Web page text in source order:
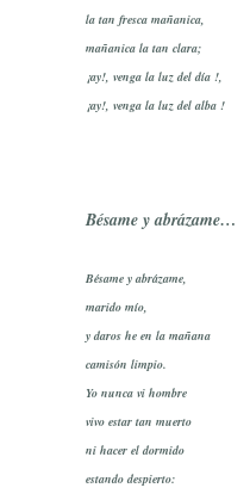
la tan fresca mañanica,
mañanica la tan clara;
¡ay!, venga la luz del día !,
¡ay!, venga la luz del alba !
Bésame y abrázame…
Bésame y abrázame,
marido mío,
y daros he en la mañana
camisón limpio.
Yo nunca vi hombre
vivo estar tan muerto
ni hacer el dormido
estando despierto: